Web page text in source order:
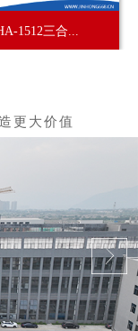
1512三合...